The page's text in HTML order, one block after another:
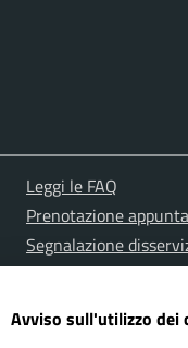
Leggi le FAQ
Prenotazione
Segnalazione
Richiesta d'assistenza
Avviso sull'utilizzo dei